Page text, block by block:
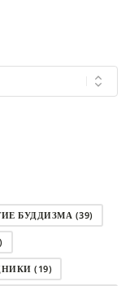
БУДДИЗМА (39)
(19)